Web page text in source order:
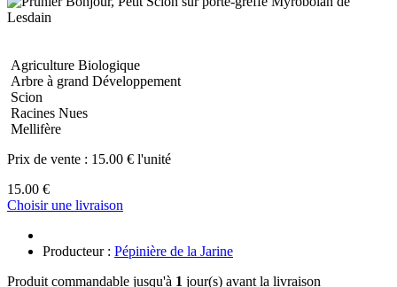
Agriculture Biologique
Arbre à grand Développement
Scion
Racines Nues
Mellifère
Prix de vente : 15.00 € l'unité
15.00 €
Choisir une livraison
Producteur : Pépinière de la Jarine
Produit commandable jusqu'à 1 jour(s) avant la livraison